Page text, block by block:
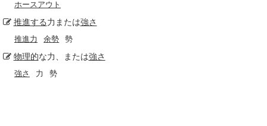
ホースアウト
推進する力または強さ
推進力 余勢 勢
物理的な力、または強さ
強さ 力 勢